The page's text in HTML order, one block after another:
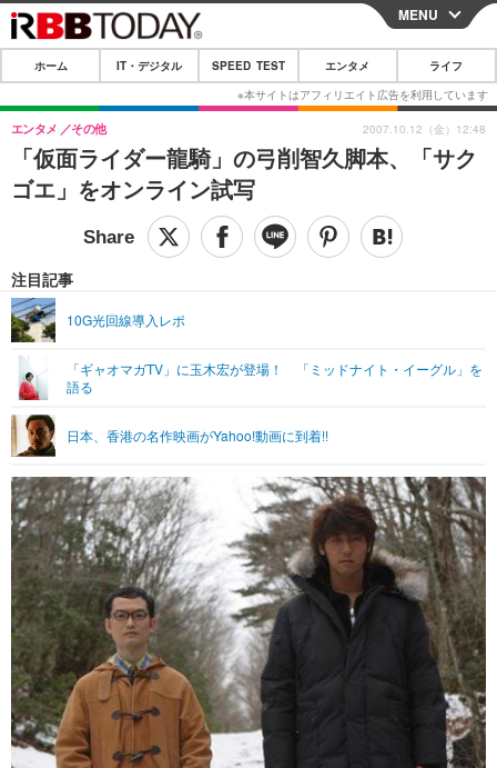
CLOSE
ホーム
IT・デジタル
IT・デジタルTOP スマートフォン
ショッピング その他
SPEED TEST
エンタメTOP 映画・ドラマ
ショッピング
ライフTOP
リリース一覧
プッシュ通知の停止方法
MENU
ホーム IT・デジタル SPEED TEST エンタメ ライフ
「仮面ライダー龍騎」の弓削智久脚本、「サク
ゴエ」をオンライン試写
エンタメ その他
注目記事
10G光回線導入レポ
「ギャオマガTV」に玉木宏が登場！ 「ミッドナイト・イーグル」を
語る
日本、香港の名作映画がYahoo!動画に到着!!
2007.10.12（金）12:48